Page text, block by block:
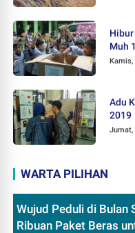
Hibur
Muh
Kamis,
Adu
2019
Jumat,
WARTA PILIHAN
Wujud Peduli di Bulan
Ribuan Paket Beras